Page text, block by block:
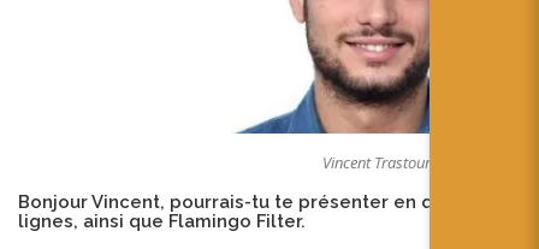
Vincent Trastour
Bonjour Vincent, pourrais-tu te présenter en quelques
lignes, ainsi que Flamingo Filter.